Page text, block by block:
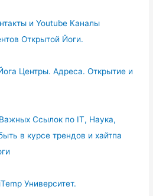
и Youtube Каналы
Открытой Йоги.
Центры. Адреса. Открытие и
Ссылок по IT, Наука,
в курсе трендов и хайтпа
Университет.